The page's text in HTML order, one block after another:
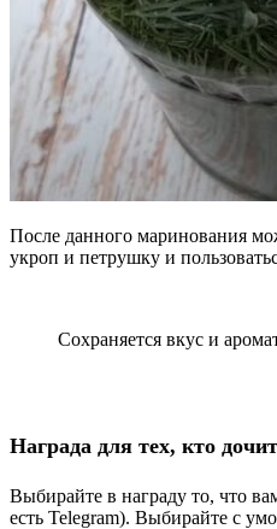
После данного маринования
укроп и петрушку и
Сохраняется вкус и
Награда для тех, кто
Выбирайте в награду то, что
есть Telegram). Выбирайте с